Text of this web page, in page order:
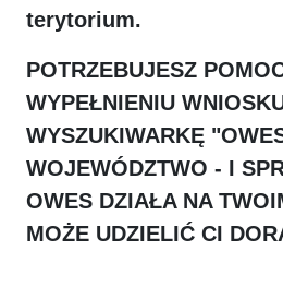
terytorium.
POTRZEBUJESZ
WYPEŁNIENIU
WYSZUKIWARKĘ
WOJEWÓDZTWO - I
OWES DZIAŁA NA
MOŻE UDZIELIĆ CI